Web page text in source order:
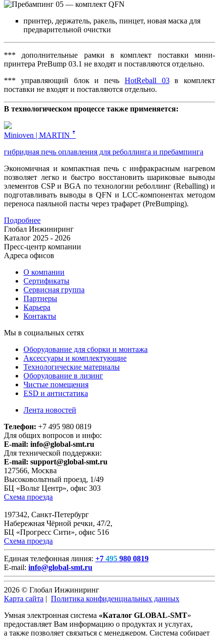
принтер, держатель, ракель, пинцет, новая маска для
предварительной очистки
*** дополнительные рамки в комплект поставки мини-
принтера PreBump 03.1 не входят и поставляются отдельно.
*** управляющий блок и печь HotReball 03в комплект
поставки не входят и поставляются отдельно.
В технологическом процессе также применяется:
Minioven | MARTIN ꜛ
гибридная печь оплавления для реболлинга и пребампинга
Экономичная и компактная печь с инфракрасным нагревом
позволяет легко и быстро восстановить шариковые выводы
элементов CSP и BGA по технологии реболлинг (Reballing) и
подготавливать выводы в QFN и LCC-компонентах методом
переноса паяльной пасты через трафарет (PreBumping).
Подробнее
Глобал Инжиниринг
Каталог 2025 - 2026
Пресс-центр компании
Адреса офисов
О компании
Сертификаты
Сервисная группа
Партнеры
Карьера
Контакты
Мы в социальных сетях
Оборудование для сборки и монтажа
Аксессуары и комплектующие
Технологические материалы
Оборудование в лизинг
Чистые помещения
ESD и антистатика
Лента новостей
Телефон: +7 495 980 0819
Для общих вопросов и инфо:
E-mail: info@global-smt.ru
Для технической поддержки:
E-mail: support@global-smt.ru
127566, Москва
Высоковольтный проезд, 1/49
БЦ «Вольт Центр», офис 303
Схема проезда
197342, Санкт-Петербург
Набережная Чёрной речки, 47/2,
БЦ «Прогресс Сити», офис 516
Схема проезда
Единая телефонная линия: +7 495 980 0819
E-mail: info@global-smt.ru
2026 © Глобал Инжиниринг
Карта сайта | Политика конфиденциальных данных
Умная электронная система «Каталог GLOBAL-SMT»
предоставляет Вам информацию о продуктах и услугах,
а также позволяет связаться с менеджером. Система собирает